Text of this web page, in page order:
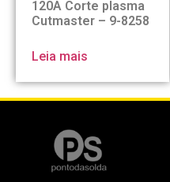
120A Corte plasma
Cutmaster – 9-8258
Leia mais